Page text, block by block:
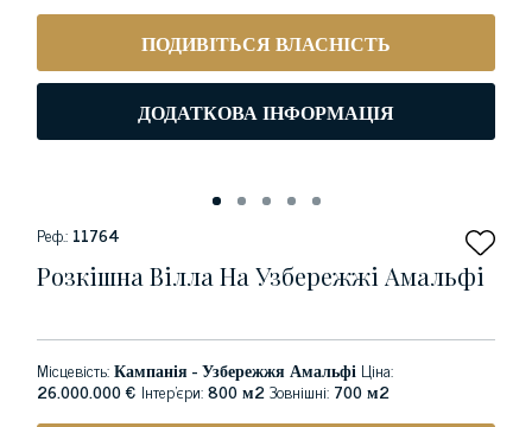
ПОДИВІТЬСЯ ВЛАСНІСТЬ
ДОДАТКОВА ІНФОРМАЦІЯ
Реф.: 11764
Розкішна Вілла На Узбережжі Амальфі
Місцевість:Кампанія - Узбережжя Амальфі Ціна:
26.000.000 € Інтер'єри:800 м2Зовнішні: 700 м2